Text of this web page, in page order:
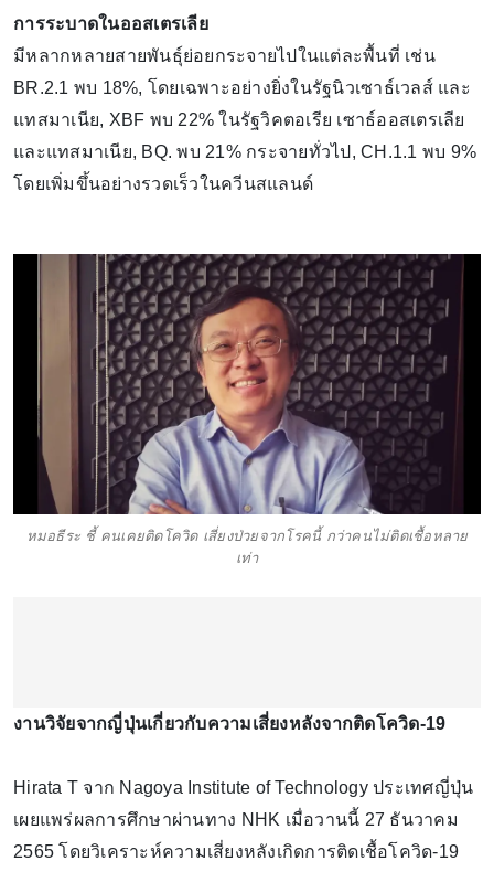
การระบาดในออสเตรเลีย
มีหลากหลายสายพันธุ์ย่อยกระจายไปในแต่ละพื้นที่ เช่น
BR.2.1 พบ 18%, โดยเฉพาะอย่างยิ่งในรัฐนิวเซาธ์เวลส์ และ
แทสมาเนีย, XBF พบ 22% ในรัฐวิคตอเรีย เซาธ์ออสเตรเลีย
และแทสมาเนีย, BQ. พบ 21% กระจายทั่วไป, CH.1.1 พบ 9%
โดยเพิ่มขึ้นอย่างรวดเร็วในควีนสแลนด์
หมอธีระ ชี้ คนเคยติดโควิด เสี่ยงป่วยจากโรคนี้ กว่าคนไม่ติดเชื้อหลาย
เท่า
งานวิจัยจากญี่ปุ่นเกี่ยวกับความเสี่ยงหลังจากติดโควิด-19
Hirata T จาก Nagoya Institute of Technology ประเทศญี่ปุ่น
เผยแพร่ผลการศึกษาผ่านทาง NHK เมื่อวานนี้ 27 ธันวาคม
2565 โดยวิเคราะห์ความเสี่ยงหลังเกิดการติดเชื้อโควิด-19